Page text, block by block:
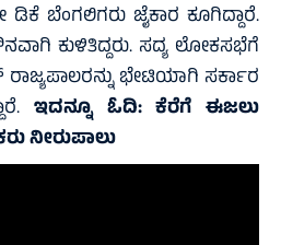
ಬೆಂಗಲಿಗರು ಜೈಕಾರ ಕೂಗಿದ್ದಾರೆ.
ಕುಳಿತಿದ್ದರು. ಸದ್ಯ ಲೋಕಸಭೆಗೆ
ಭೇಟಿಯಾಗಿ ಸರ್ಕಾರ
ಇದನ್ನೂ ಓದಿ:ಕೆರೆಗೆ ಈಜಲು
ನೀರುಪಾಲು